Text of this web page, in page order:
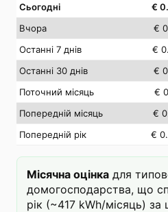
Сьогодні €
Вчора
€
Останні 7 днів
€
Останні 30 днів
€
Поточний місяць
€
Попередній місяць
€
Попередній рік
€
Місячна оцінка для
домогосподарства, що
рік (~417 kWh/місяць)